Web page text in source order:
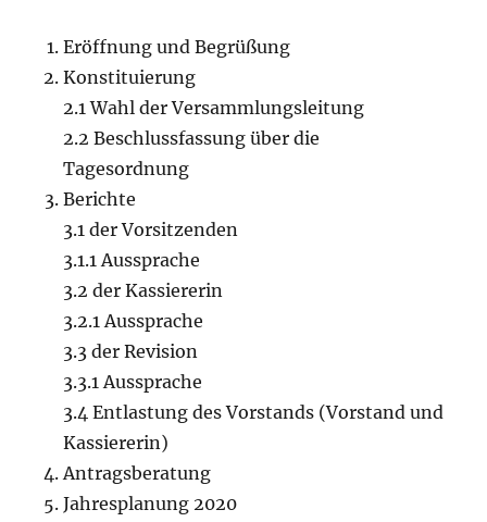
Eröffnung und Begrüßung
Konstituierung
2.1 Wahl der Versammlungsleitung
2.2 Beschlussfassung über die
Tagesordnung
Berichte
3.1 der Vorsitzenden
3.1.1 Aussprache
3.2 der Kassiererin
3.2.1 Aussprache
3.3 der Revision
3.3.1 Aussprache
3.4 Entlastung des Vorstands (Vorstand und
Kassiererin)
Antragsberatung
Jahresplanung 2020